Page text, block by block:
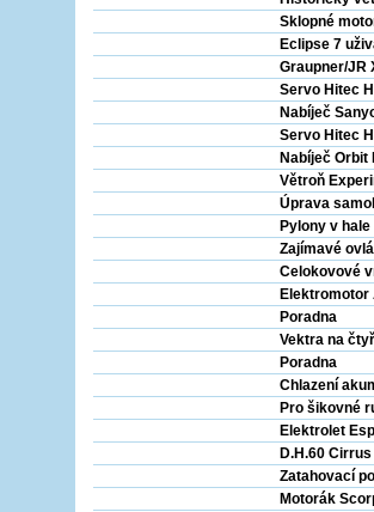
Sklopné
Eclipse 7
Graupner/JR
Servo Hitec
Nabíječ
Servo Hitec
Nabíječ Orbit
Větroň
Úprava
Pylony v hale
Zajímavé
Celokovové
Elektromotor
Poradna
Vektra na
Poradna
Chlazení
Pro šikovné
Elektrolet
D.H.60
Zatahovací
Motorák